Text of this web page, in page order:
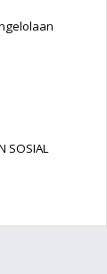
SOSIAL